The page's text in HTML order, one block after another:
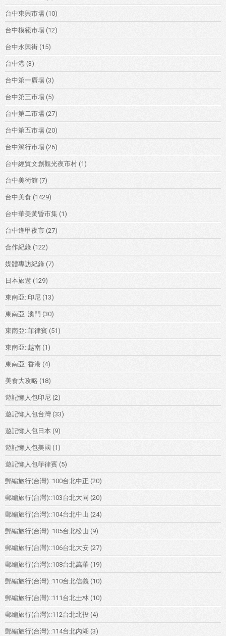
台中東興市場 (10)
台中模範市場 (12)
台中永興街 (15)
台中港 (3)
台中第一廣場 (3)
台中第三市場 (5)
台中第二市場 (27)
台中第五市場 (20)
台中篤行市場 (26)
台中經貿文創觀光夜市村 (1)
台中美術館 (7)
台中美食 (1429)
台中華美黃昏市集 (1)
台中逢甲夜市 (27)
合作紀錄 (122)
媒體專訪紀錄 (7)
日本旅遊 (129)
東南亞::印尼 (13)
東南亞::澳門 (30)
東南亞::菲律賓 (51)
東南亞::越南 (1)
東南亞::香港 (4)
美食大攻略 (18)
遊記懶人包印尼 (2)
遊記懶人包台灣 (33)
遊記懶人包日本 (9)
遊記懶人包美國 (1)
遊記懶人包菲律賓 (5)
郵編旅行(台灣)::100台北中正 (20)
郵編旅行(台灣)::103台北大同 (20)
郵編旅行(台灣)::104台北中山 (24)
郵編旅行(台灣)::105台北松山 (9)
郵編旅行(台灣)::106台北大安 (27)
郵編旅行(台灣)::108台北萬華 (19)
郵編旅行(台灣)::110台北信義 (10)
郵編旅行(台灣)::111台北士林 (10)
郵編旅行(台灣)::112台北北投 (4)
郵編旅行(台灣)::114台北內湖 (3)